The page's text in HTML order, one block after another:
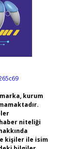
kurum
niteliği
kişiler ile isim